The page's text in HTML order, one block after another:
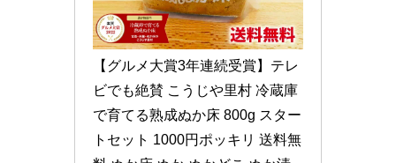
【グルメ大賞3年連続受賞】テレ
ビでも絶賛 こうじや里村 冷蔵庫
で育てる熟成ぬか床 800g スター
トセット 1000円ポッキリ 送料無